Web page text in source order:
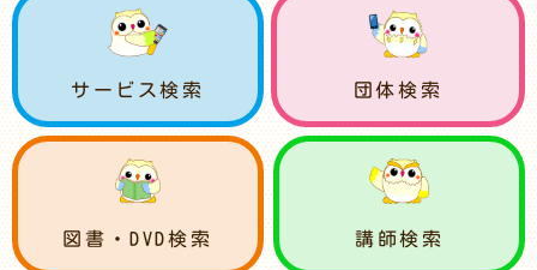
サービス検索 団体検索
図書・DVD検索 講師検索